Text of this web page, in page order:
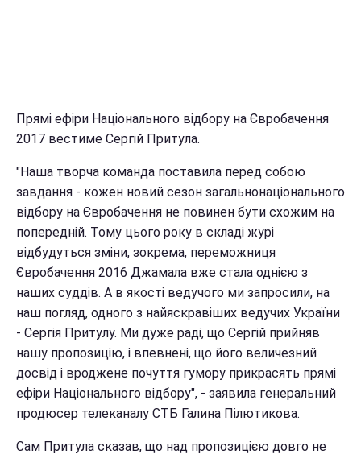
Прямі ефіри Національного відбору на Євробачення
2017 вестиме Сергій Притула.
"Наша творча команда поставила перед собою
завдання - кожен новий сезон загальнонаціонального
відбору на Євробачення не повинен бути схожим на
попередній. Тому цього року в складі журі
відбудуться зміни, зокрема, переможниця
Євробачення 2016 Джамала вже стала однією з
наших суддів. А в якості ведучого ми запросили, на
наш погляд, одного з найяскравіших ведучих України
- Сергія Притулу. Ми дуже раді, що Сергій прийняв
нашу пропозицію, і впевнені, що його величезний
досвід і вроджене почуття гумору прикрасять прямі
ефіри Національного відбору", - заявила генеральний
продюсер телеканалу СТБ Галина Пілютикова.
Сам Притула сказав, що над пропозицією довго не